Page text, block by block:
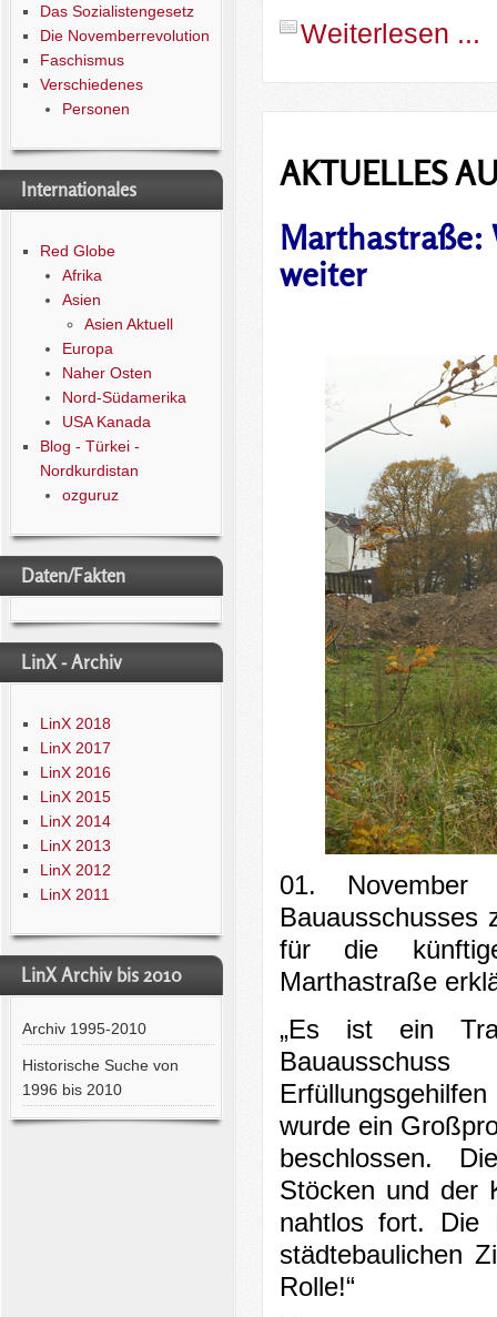
Das Sozialistengesetz
Die Novemberrevolution
Faschismus
Verschiedenes
Personen
Internationales
Red Globe
Afrika
Asien
Asien Aktuell
Europa
Naher Osten
Nord-Südamerika
USA Kanada
Blog - Türkei -
Nordkurdistan
ozguruz
Daten/Fakten
LinX - Archiv
LinX 2018
LinX 2017
LinX 2016
LinX 2015
LinX 2014
LinX 2013
LinX 2012
LinX 2011
LinX Archiv bis 2010
Archiv 1995-2010
Historische Suche von
1996 bis 2010
Weiterlesen ...
AKTUELLES
Marthastraße:
weiter
01. November
Bauausschusses
für die
Marthastraße
„Es ist ein
wurde ein
beschlossen.
Stöcken und der
nahtlos fort. Die
städtebaulichen
Rolle!“